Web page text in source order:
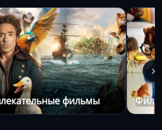
фильмы